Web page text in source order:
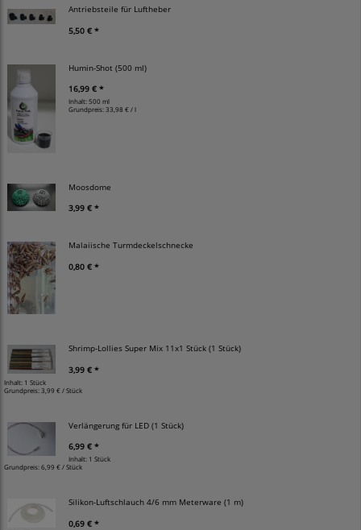
Antriebsteile für Luftheber
5,50 € *
Humin-Shot (500 ml)
16,99 € *
Inhalt: 500 ml
Grundpreis:33,98 € / l
Moosdome
3,99 € *
Malaiische Turmdeckelschnecke
0,80 € *
Shrimp-Lollies Super Mix 11x1 Stück (1 Stück)
3,99 € *
Inhalt: 1 Stück
Grundpreis:3,99 € / Stück
Verlängerung für LED (1 Stück)
6,99 € *
Inhalt: 1 Stück
Grundpreis:6,99 € / Stück
Silikon-Luftschlauch 4/6 mm Meterware (1 m)
0,69 € *